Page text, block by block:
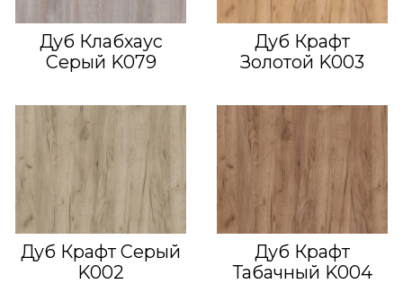
Дуб Клабхаус
Серый K079
Дуб Крафт
Золотой K003
Дуб Крафт Серый
K002
Дуб Крафт
Табачный K004